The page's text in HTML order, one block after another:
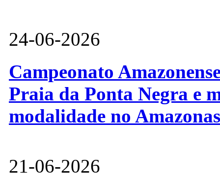
24-06-2026
Campeonato
Praia da Ponta Negra e
modalidade no Amazonas
21-06-2026